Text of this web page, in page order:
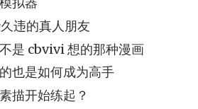
违的真人朋友
不是 cbvivi 想的那种漫画
也是如何成为高手
描开始练起？